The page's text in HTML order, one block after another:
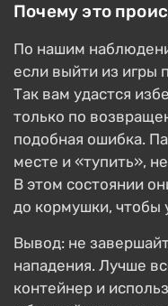
Почему это
По нашим
если выйти из игры
Так вам удастся
только по
подобная ошибка.
месте и «тупить»,
В этом состоянии
до кормушки, чтобы
Вывод: не
нападения. Лучше
контейнер и